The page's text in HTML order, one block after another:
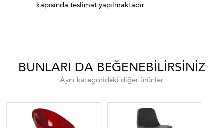
kapısında teslimat yapılmaktadır
BUNLARI DA BEĞENEBILIRSINIZ
Aynı kategorideki diğer ürünler